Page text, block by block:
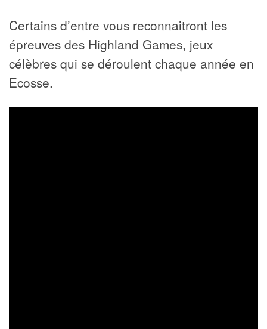
Certains d’entre vous reconnaitront les
épreuves des Highland Games, jeux
célèbres qui se déroulent chaque année en
Ecosse.